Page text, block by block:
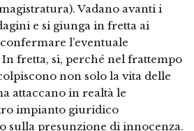
Vadano avanti i
e si giunga in fretta ai
l’eventuale
fretta, sì, perché nel frattempo
non solo la vita delle
attaccano in realtà le
impianto giuridico
sulla presunzione di innocenza.